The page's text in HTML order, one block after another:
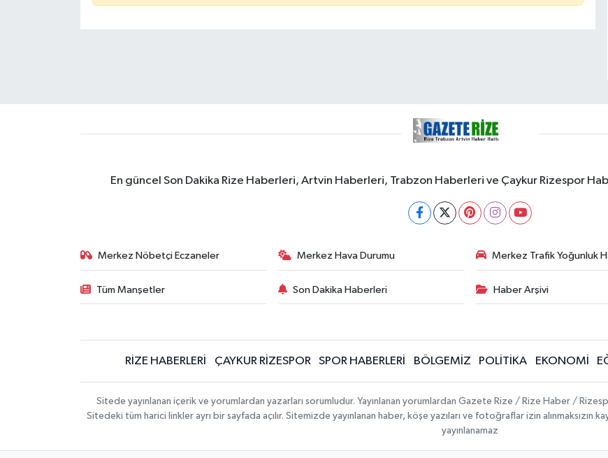
En güncel Son Dakika Rize Haberleri, Artvin Haberleri, Trabzon Haberleri ve Çaykur Rizespor
Merkez Nöbetçi Eczaneler Merkez Hava Durumu Merkez Trafik Yoğunluk
Tüm Manşetler Son Dakika Haberleri Haber Arşivi
RİZE HABERLERİ ÇAYKUR RİZESPOR SPOR HABERLERİ BÖLGEMİZ POLİTİKA EKONOMİ
Sitede yayınlanan içerik ve yorumlardan yazarları sorumludur. Yayınlanan yorumlardan Gazete Rize / Rize Haber /
Sitedeki tüm harici linkler ayrı bir sayfada açılır. Sitemizde yayınlanan haber, köşe yazıları ve fotoğraflar izin alınmaksızın
yayınlanamaz